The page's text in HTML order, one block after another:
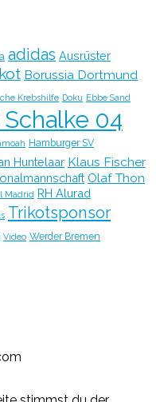
adidas Ausrüster
Borussia Dortmund
Krebshilfe Doku Ebbe Sand
Schalke 04
Hamburger SV
Huntelaar Klaus Fischer
Olaf Thon
Madrid RH Alurad
Trikotsponsor
Video Werder Bremen